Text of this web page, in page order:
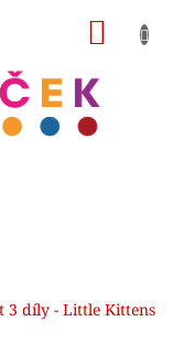
3 díly - Little Kittens